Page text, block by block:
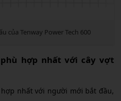
của Tenway Power Tech 600
hợp nhất với cây vợt
hợp nhất với người mới bắt đầu,